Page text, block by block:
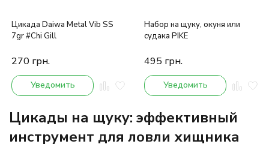
Цикада Daiwa Metal Vib SS
7gr #Chi Gill
270 грн.
Уведомить
Набор на щуку, окуня или
судака PIKE
495 грн.
Уведомить
Цикады на щуку: эффективный
инструмент для ловли хищника